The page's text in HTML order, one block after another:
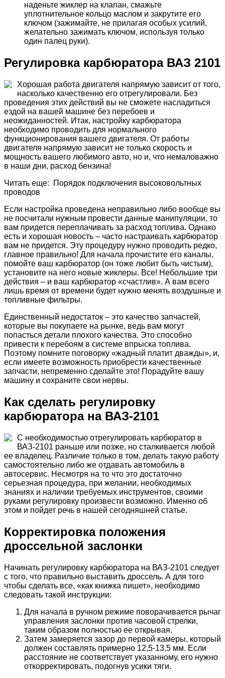
наденьте жиклер на клапан, смажьте
уплотнительное кольцо маслом и закрутите его
ключом (зажимайте, не прилагая особых усилий,
желательно зажимать ключом, используя только
один палец руки).
Регулировка карбюратора ВАЗ 2101
Хорошая работа двигателя напрямую зависит от того,
насколько качественно его отрегулировали. Без
проведения этих действий вы не сможете насладиться
ездой на вашей машине без перебоев и
неожиданностей. Итак, настройку карбюратора
необходимо проводить для нормального
функционирования вашего двигателя. От работы
двигателя напрямую зависит не только скорость и
мощность вашего любимого авто, но и, что немаловажно
в наши дни, расход бензина!
Читать еще: Порядок подключения высоковольтных
проводов
Если настройка проведена неправильно либо вообще вы
не посчитали нужным провести данные манипуляции, то
вам придется переплачивать за расход топлива. Однако
есть и хорошая новость – часто настраивать карбюратор
вам не придется. Эту процедуру нужно проводить редко,
главное правильно! Для начала прочистите его каналы,
помойте ваш карбюратор (он тоже любит быть чистым),
установите на него новые жиклеры. Все! Небольшие три
действия – и ваш карбюратор «счастлив». А вам всего
лишь время от времени будет нужно менять воздушные и
топливные фильтры.
Единственный недостаток – это качество запчастей,
которые вы покупаете на рынке, ведь вам могут
попасться детали плохого качества. Это способно
привести к перебоям в системе впрыска топлива.
Поэтому помните поговорку «жадный платит дважды», и,
если имеете возможность приобрести качественные
запчасти, непременно сделайте это! Порадуйте вашу
машину и сохраните свои нервы.
Как сделать регулировку
карбюратора на ВАЗ-2101
С необходимостью отрегулировать карбюратор в
ВАЗ-2101 раньше или позже, но сталкивается любой
ее владелец. Различие только в том, делать такую работу
самостоятельно либо же отдавать автомобиль в
автосервис. Несмотря на то что это достаточно
серьезная процедура, при желании, необходимых
знаниях и наличии требуемых инструментов, своими
руками регулировку произвести возможно. Именно об
этом и пойдет речь в нашей сегодняшней статье.
Корректировка положения
дроссельной заслонки
Начинать регулировку карбюратора на ВАЗ-2101 следует
с того, что правильно выставить дроссель. А для того
чтобы сделать все, «как книжка пишет», необходимо
следовать такой инструкции:
Для начала в ручном режиме поворачивается рычаг
управления заслонки против часовой стрелки,
таким образом полностью ее открывая.
Затем замеряется зазор до первой камеры, который
должен составлять примерно 12,5-13,5 мм. Если
расстояние не соответствует указанному, его нужно
откорректировать, подогнув усики тяги.